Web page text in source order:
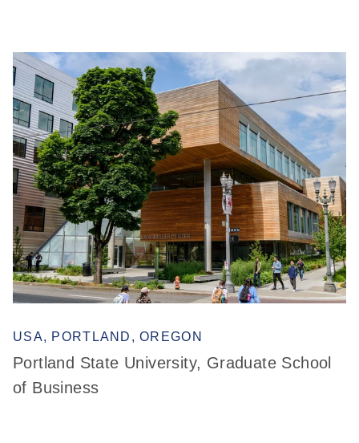
USA, PORTLAND, OREGON
Portland State University, Graduate School
of Business